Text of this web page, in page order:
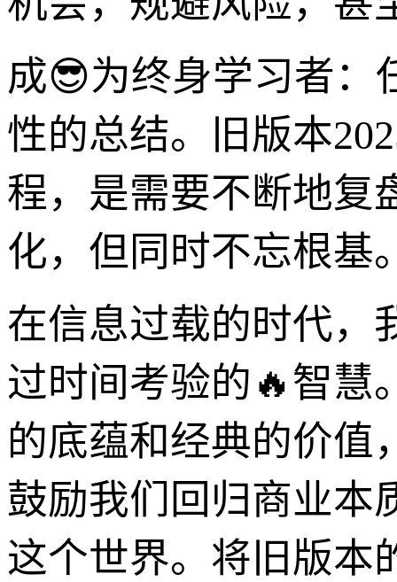
成😎为终身学习者：
性的总结。旧版本
程，是需要不断地复
化，但同时不忘根基
在信息过载的时代，
过时间考验的🔥智慧
的底蕴和经典的价值
鼓励我们回归商业本
这个世界。将旧版本